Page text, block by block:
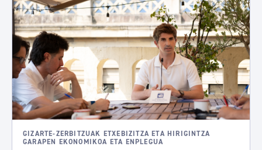
GIZARTE-ZERBITZUAK ETXEBIZITZA ETA HIRIGINTZA
GARAPEN EKONOMIKOA ETA ENPLEGUA